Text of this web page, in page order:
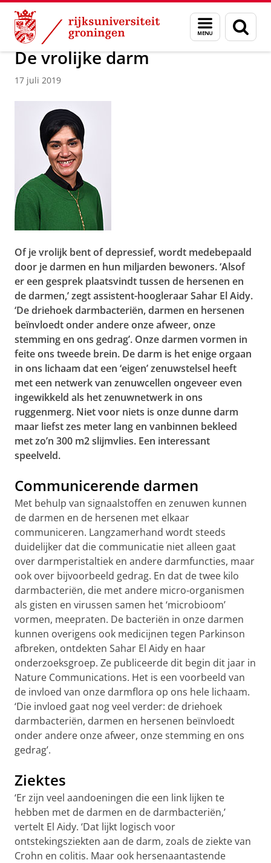
Skip
Content
Skip
Navigation
Menu
en
zoeken
Over ons Actueel Nieuws Nieuwsberichten
De vrolijke darm
17 juli 2019
Of je vrolijk bent of depressief, wordt medebepaald
door je darmen en hun miljarden bewoners. ‘Alsof
er een gesprek plaatsvindt tussen de hersenen en
de darmen,’ zegt assistent-hoogleraar Sahar El Aidy.
‘De driehoek darmbacteriën, darmen en hersenen
beïnvloedt onder andere onze afweer, onze
stemming en ons gedrag’. Onze darmen vormen in
feite ons tweede brein. De darm is het enige orgaan
in ons lichaam dat een ‘eigen’ zenuwstelsel heeft
met een netwerk van zenuwcellen ongeveer even
ingewikkeld als het zenuwnetwerk in ons
ruggenmerg. Niet voor niets is onze dunne darm
maar liefst zes meter lang en vanbinnen bekleed
met zo’n 300 m2 slijmvlies. Een interessant
speelveld.
Communicerende darmen
Met behulp van signaalstoffen en zenuwen kunnen
de darmen en de hersenen met elkaar
communiceren. Langzamerhand wordt steeds
duidelijker dat die communicatie niet alleen gaat
over darmperistaltiek en andere darmfuncties, maar
ook over bijvoorbeeld gedrag. En dat de twee kilo
darmbacteriën, die met andere micro-organismen
als gisten en virussen samen het ‘microbioom’
vormen, meepraten. De bacteriën in onze darmen
kunnen overigens ook medicijnen tegen Parkinson
afbreken, ontdekten Sahar El Aidy en haar
onderzoeksgroep. Ze publiceerde dit begin dit jaar in
Nature Communications. Het is een voorbeeld van
de invloed van onze darmflora op ons hele lichaam.
‘Die invloed gaat nog veel verder: de driehoek
darmbacteriën, darmen en hersenen beïnvloedt
onder andere onze afweer, onze stemming en ons
gedrag’.
Ziektes
‘Er zijn veel aandoeningen die een link lijken te
hebben met de darmen en de darmbacteriën,’
vertelt El Aidy. ‘Dat lijkt logisch voor
ontstekingsziekten aan de darm, zoals de ziekte van
Crohn en colitis. Maar ook hersenaantastende